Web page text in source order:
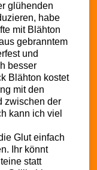
glühenden
habe
mit Blähton
gebranntem
und
besser
Blähton kostet
mit den
zwischen der
kann ich viel
Glut einfach
Ihr könnt
statt